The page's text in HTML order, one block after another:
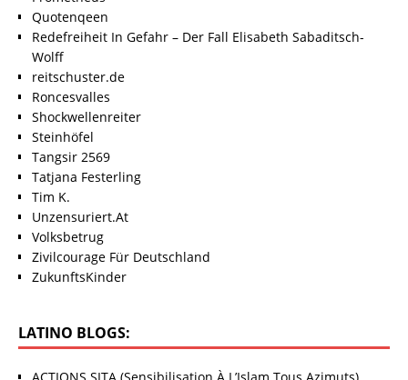
Quotenqeen
Redefreiheit In Gefahr – Der Fall Elisabeth Sabaditsch-
Wolff
reitschuster.de
Roncesvalles
Shockwellenreiter
Steinhöfel
Tangsir 2569
Tatjana Festerling
Tim K.
Unzensuriert.At
Volksbetrug
Zivilcourage Für Deutschland
ZukunftsKinder
LATINO BLOGS: